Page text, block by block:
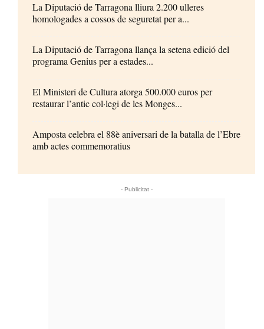
La Diputació de Tarragona lliura 2.200 ulleres
homologades a cossos de seguretat per a...
La Diputació de Tarragona llança la setena edició del
programa Genius per a estades...
El Ministeri de Cultura atorga 500.000 euros per
restaurar l’antic col·legi de les Monges...
Amposta celebra el 88è aniversari de la batalla de l’Ebre
amb actes commemoratius
- Publicitat -